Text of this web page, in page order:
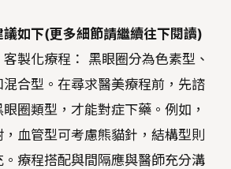
如下(更多細節請繼續往下閱讀)
製化療程： 黑眼圈分為色素型、
合型。在尋求醫美療程前，先諮
圈類型，才能對症下藥。例如，
血管型可考慮熊貓針，結構型則
療程搭配與間隔應與醫師充分溝